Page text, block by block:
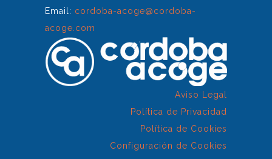
Email: cordoba-acoge@cordoba-
acoge.com
Aviso Legal
Política de Privacidad
Política de Cookies
Configuración de Cookies